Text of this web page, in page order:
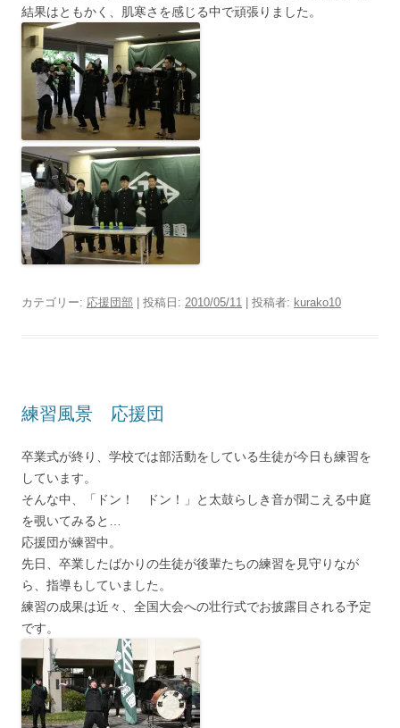
結果はともかく、肌寒さを感じる中で頑張りました。
カテゴリー: 応援団部 | 投稿日: 2010/05/11 投稿者: kurako10
練習風景 応援団
卒業式が終り、学校では部活動をしている生徒が今日も練習を
しています。
そんな中、「ドン！ ドン！」と太鼓らしき音が聞こえる中庭
を覗いてみると…
応援団が練習中。
先日、卒業したばかりの生徒が後輩たちの練習を見守りなが
ら、指導もしていました。
練習の成果は近々、全国大会への壮行式でお披露目される予定
です。